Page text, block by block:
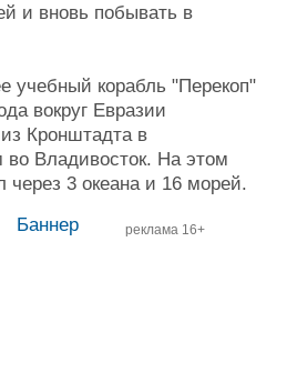
и вновь побывать в
учебный корабль "Перекоп"
вокруг Евразии
Кронштадта в
во Владивосток. На этом
через 3 океана и 16 морей.
реклама 16+